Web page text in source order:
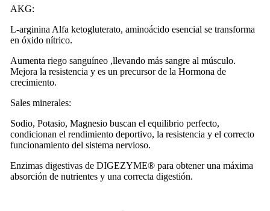
AKG:
L-arginina Alfa ketogluterato, aminoácido esencial se transforma
en óxido nítrico.
Aumenta riego sanguíneo ,llevando más sangre al músculo.
Mejora la resistencia y es un precursor de la Hormona de
crecimiento.
Sales minerales:
Sodio, Potasio, Magnesio buscan el equilibrio perfecto,
condicionan el rendimiento deportivo, la resistencia y el correcto
funcionamiento del sistema nervioso.
Enzimas digestivas de DIGEZYME®️ para obtener una máxima
absorción de nutrientes y una correcta digestión.